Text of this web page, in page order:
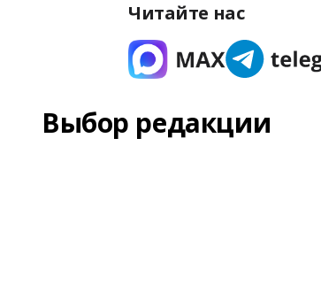
Читайте нас
Выбор редакции